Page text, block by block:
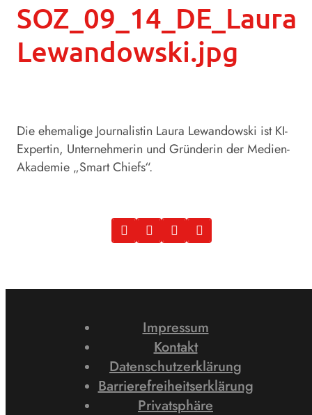
SOZ_09_14_DE_Laura
Lewandowski.jpg
Die ehemalige Journalistin Laura Lewandowski ist KI-
Expertin, Unternehmerin und Gründerin der Medien-
Akademie „Smart Chiefs“.
Impressum
Kontakt
Datenschutzerklärung
Barrierefreiheitserklärung
Privatsphäre